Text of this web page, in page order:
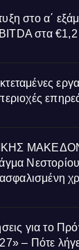
στο α΄
στα €1,2
για το
– Πότε